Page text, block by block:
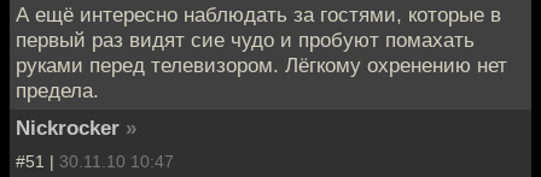
А ещё интересно наблюдать за гостями, которые в
первый раз видят сие чудо и пробуют помахать
руками перед телевизором. Лёгкому охренению нет
предела.
Nickrocker »
#51 | 30.11.10 10:47